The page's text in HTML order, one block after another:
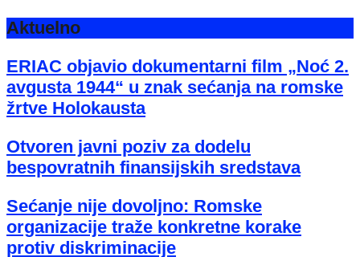
Aktuelno
ERIAC objavio dokumentarni film „Noć 2.
avgusta 1944“ u znak sećanja na romske
žrtve Holokausta
Otvoren javni poziv za dodelu
bespovratnih finansijskih sredstava
Sećanje nije dovoljno: Romske
organizacije traže konkretne korake
protiv diskriminacije